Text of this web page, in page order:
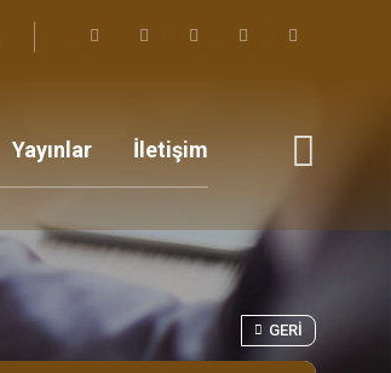
Yayınlar İletişim
GERI